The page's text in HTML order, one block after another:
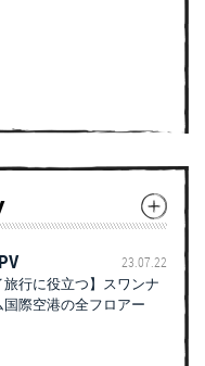
23.07.22
旅行に役立つ】スワンナ
国際空港の全フロアー